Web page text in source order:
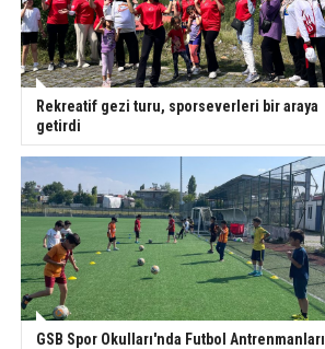
Rekreatif gezi turu, sporseverleri bir araya
getirdi
GSB Spor Okulları'nda Futbol Antrenmanları